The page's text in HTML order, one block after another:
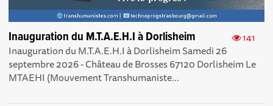
141
Inauguration du M.T.A.E.H.I à Dorlisheim
Inauguration du M.T.A.E.H.I à Dorlisheim Samedi 26
septembre 2026 - Château de Brosses 67120 Dorlisheim Le
MTAEHI (Mouvement Transhumaniste...